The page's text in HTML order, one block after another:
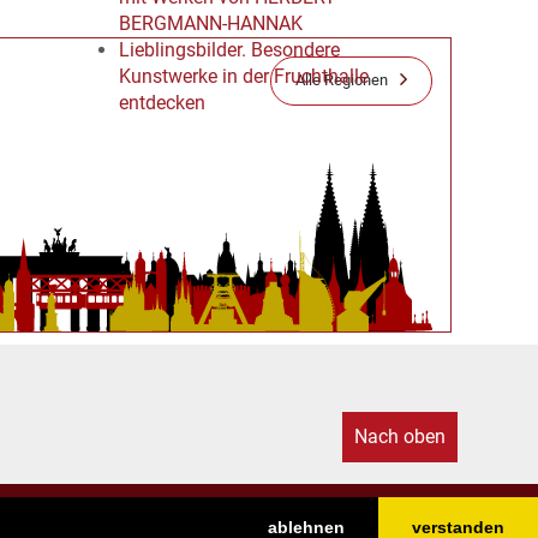
ablehnen verstanden
Alle Regionen
BERGMANN-HANNAK
Lieblingsbilder. Besondere
Kunstwerke in der Fruchthalle
entdecken
Nach oben